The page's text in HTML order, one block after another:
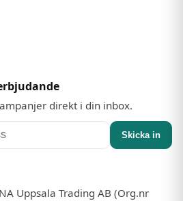
direkt i din inbox.
Skicka in
Uppsala Trading AB (Org.nr